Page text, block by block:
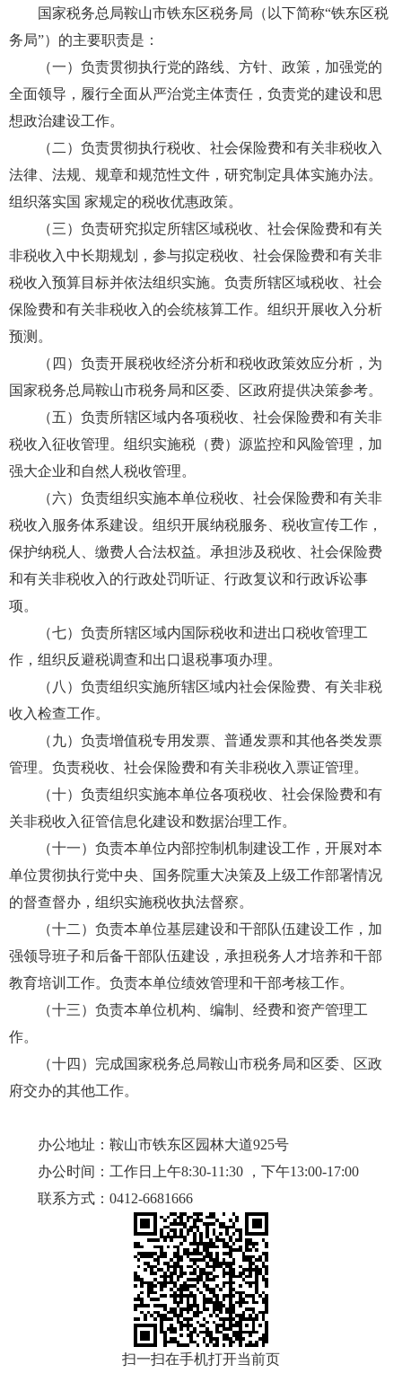
立山区税务局
千山区税务局
海城市税务局
台安县税务局
岫岩满族自治县税务局
经济开发区税务局
千山风景名胜区税务分局
国家税务总局鞍山市铁东区税务局（以下简称“铁东区税
务局”）的主要职责是：
（一）负责贯彻执行党的路线、方针、政策，加强党的
全面领导，履行全面从严治党主体责任，负责党的建设和思
想政治建设工作。
（二）负责贯彻执行税收、社会保险费和有关非税收入
法律、法规、规章和规范性文件，研究制定具体实施办法。
组织落实国 家规定的税收优惠政策。
（三）负责研究拟定所辖区域税收、社会保险费和有关
非税收入中长期规划，参与拟定税收、社会保险费和有关非
税收入预算目标并依法组织实施。负责所辖区域税收、社会
保险费和有关非税收入的会统核算工作。组织开展收入分析
预测。
（四）负责开展税收经济分析和税收政策效应分析，为
国家税务总局鞍山市税务局和区委、区政府提供决策参考。
（五）负责所辖区域内各项税收、社会保险费和有关非
税收入征收管理。组织实施税（费）源监控和风险管理，加
强大企业和自然人税收管理。
（六）负责组织实施本单位税收、社会保险费和有关非
税收入服务体系建设。组织开展纳税服务、税收宣传工作，
保护纳税人、缴费人合法权益。承担涉及税收、社会保险费
和有关非税收入的行政处罚听证、行政复议和行政诉讼事
项。
（七）负责所辖区域内国际税收和进出口税收管理工
作，组织反避税调查和出口退税事项办理。
（八）负责组织实施所辖区域内社会保险费、有关非税
收入检查工作。
（九）负责增值税专用发票、普通发票和其他各类发票
管理。负责税收、社会保险费和有关非税收入票证管理。
（十）负责组织实施本单位各项税收、社会保险费和有
关非税收入征管信息化建设和数据治理工作。
（十一）负责本单位内部控制机制建设工作，开展对本
单位贯彻执行党中央、国务院重大决策及上级工作部署情况
的督查督办，组织实施税收执法督察。
（十二）负责本单位基层建设和干部队伍建设工作，加
强领导班子和后备干部队伍建设，承担税务人才培养和干部
教育培训工作。负责本单位绩效管理和干部考核工作。
（十三）负责本单位机构、编制、经费和资产管理工
作。
（十四）完成国家税务总局鞍山市税务局和区委、区政
府交办的其他工作。
办公地址：鞍山市铁东区园林大道925号
办公时间：工作日上午8:30-11:30 ，下午13:00-17:00
联系方式：0412-6681666
扫一扫在手机打开当前页